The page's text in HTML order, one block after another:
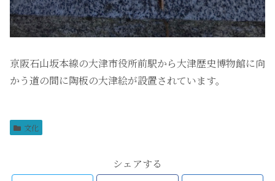
京阪石山坂本線の大津市役所前駅から大津歴史博物館に向
かう道の間に陶板の大津絵が設置されています。
文化
シェアする